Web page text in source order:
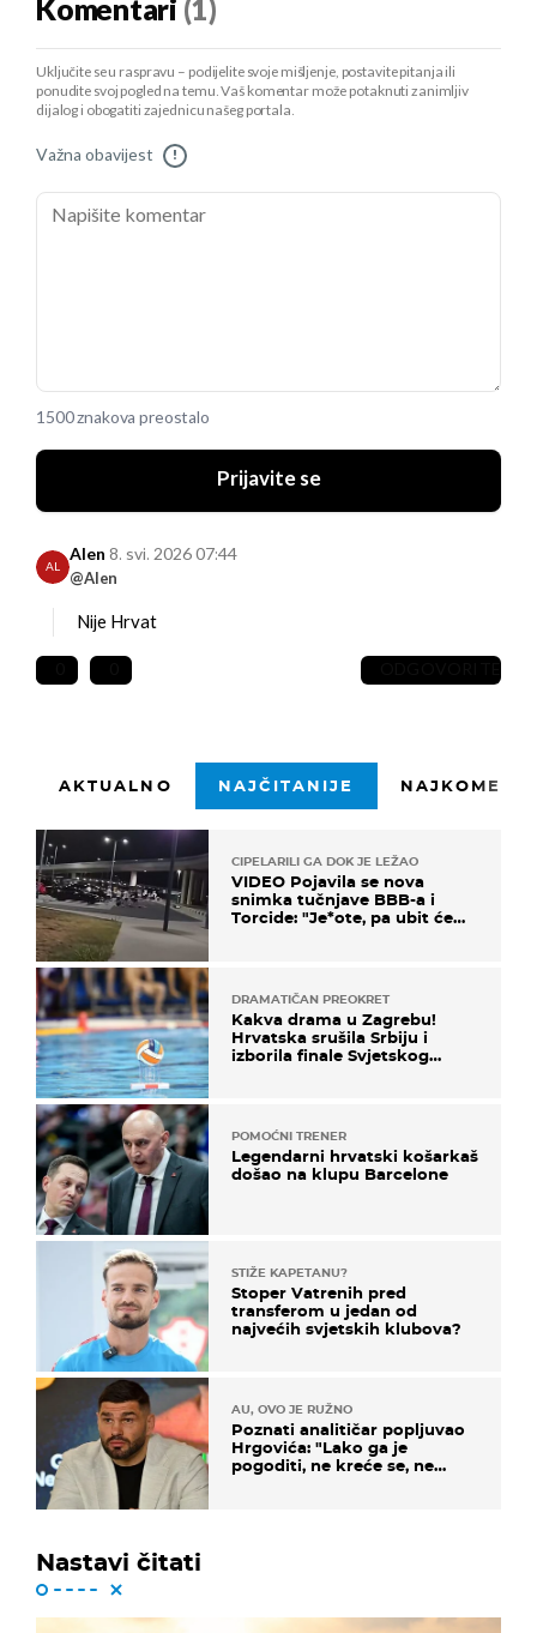
Komentari (1)
Uključite se u raspravu – podijelite svoje mišljenje, postavite pitanja ili
ponudite svoj pogled na temu. Vaš komentar može potaknuti zanimljiv
dijalog i obogatiti zajednicu našeg portala.
Važna obavijest !
1500 znakova preostalo
Prijavite se
AL
Alen
@Alen
8. svi. 2026 07:44
Nije Hrvat
AKTUALNO NAJČITANIJE
CIPELARILI GA DOK JE LEŽAO
VIDEO Pojavila se nova
snimka tučnjave BBB-a i
Torcide: "Je*ote, pa ubit će
DRAMATIČAN PREOKRET
Kakva drama u Zagrebu!
Hrvatska srušila Srbiju i
izborila finale Svjetskog
POMOĆNI TRENER
Legendarni hrvatski košarkaš
došao na klupu Barcelone
STIŽE KAPETANU?
Stoper Vatrenih pred
transferom u jedan od
najvećih svjetskih klubova?
AU, OVO JE RUŽNO
Poznati analitičar popljuvao
Hrgovića: "Lako ga je
pogoditi, ne kreće se, ne
Nastavi čitati